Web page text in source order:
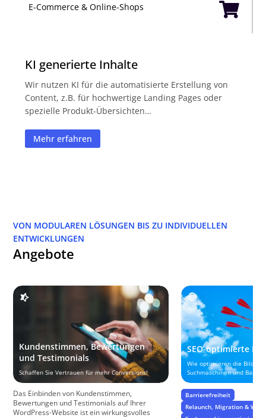

E-Commerce & Online-Shops
KI generierte Inhalte
Wir nutzen KI für die automatisierte Erstellung von
Content, z.B. für hochwertige Landing Pages oder
spezielle Produkt-Übersichten…
Mehr erfahren
VON MODULAREN LÖSUNGEN BIS ZU INDIVIDUELLEN
ENTWICKLUNGEN
Angebote
Kundenstimmen, Bewertungen
und Testimonials
Schaffen Sie Vertrauen für mehr Conversions!
Das Einbinden von Kundenstimmen,
Bewertungen und Testimonials auf Ihrer
WordPress-Website ist ein wirkungsvolles
SEO-optimierte
Wie optimieren die Bilder
Suchmaschinen und
Barrierefreiheit
Relaunch, Migration &